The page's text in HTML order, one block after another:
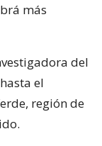
más
del
el
región de